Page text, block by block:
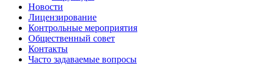
Новости
Лицензирование
Контрольные мероприятия
Общественный совет
Контакты
Часто задаваемые вопросы